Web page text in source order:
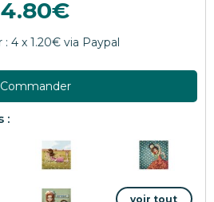
4.80
Commander